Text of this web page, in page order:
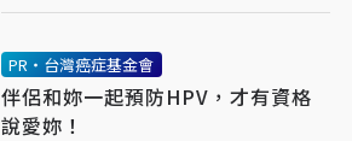
PR・台灣癌症基金會
伴侶和妳一起預防HPV，才有資格
說愛妳！